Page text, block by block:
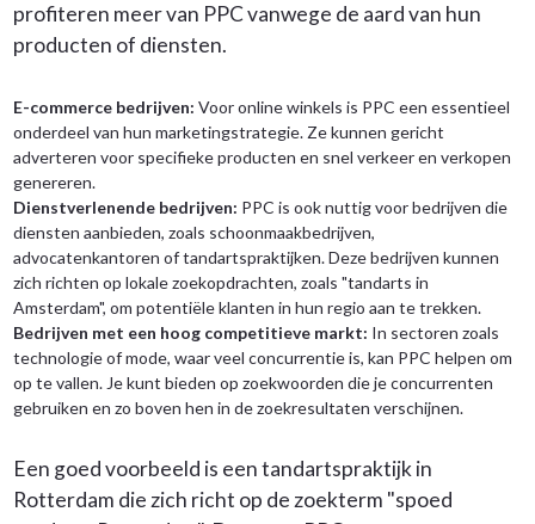
profiteren meer van PPC vanwege de aard van hun
producten of diensten.
E-commerce bedrijven: Voor online winkels is PPC een essentieel
onderdeel van hun marketingstrategie. Ze kunnen gericht
adverteren voor specifieke producten en snel verkeer en verkopen
genereren.
Dienstverlenende bedrijven: PPC is ook nuttig voor bedrijven die
diensten aanbieden, zoals schoonmaakbedrijven,
advocatenkantoren of tandartspraktijken. Deze bedrijven kunnen
zich richten op lokale zoekopdrachten, zoals "tandarts in
Amsterdam", om potentiële klanten in hun regio aan te trekken.
Bedrijven met een hoog competitieve markt: In sectoren zoals
technologie of mode, waar veel concurrentie is, kan PPC helpen om
op te vallen. Je kunt bieden op zoekwoorden die je concurrenten
gebruiken en zo boven hen in de zoekresultaten verschijnen.
Een goed voorbeeld is een tandartspraktijk in
Rotterdam die zich richt op de zoekterm "spoed